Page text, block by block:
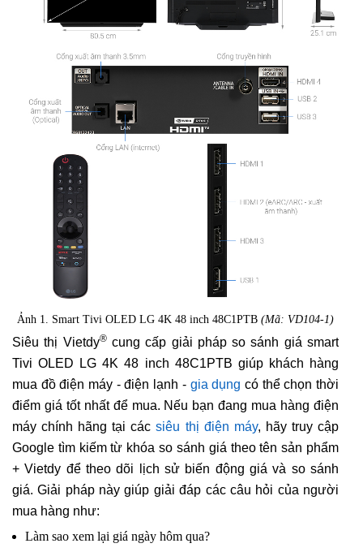
Ảnh 1. Smart Tivi OLED LG 4K 48 inch 48C1PTB (Mã: VD104-1)
Siêu thị Vietdy®cung cấp giải pháp so sánh giá smart
Tivi OLED LG 4K 48 inch 48C1PTB giúp khách hàng
mua đồ điện máy - điện lạnh - gia dụng có thể chọn thời
điểm giá tốt nhất để mua. Nếu bạn đang mua hàng điện
máy chính hãng tại cácsiêu thị điện máy, hãy truy cập
Google tìm kiếm từ khóa so sánh giá theo tên sản phẩm
+ Vietdy để theo dõi lịch sử biến động giá và so sánh
giá. Giải pháp này giúp giải đáp các câu hỏi của người
mua hàng như:
Làm sao xem lại giá ngày hôm qua?